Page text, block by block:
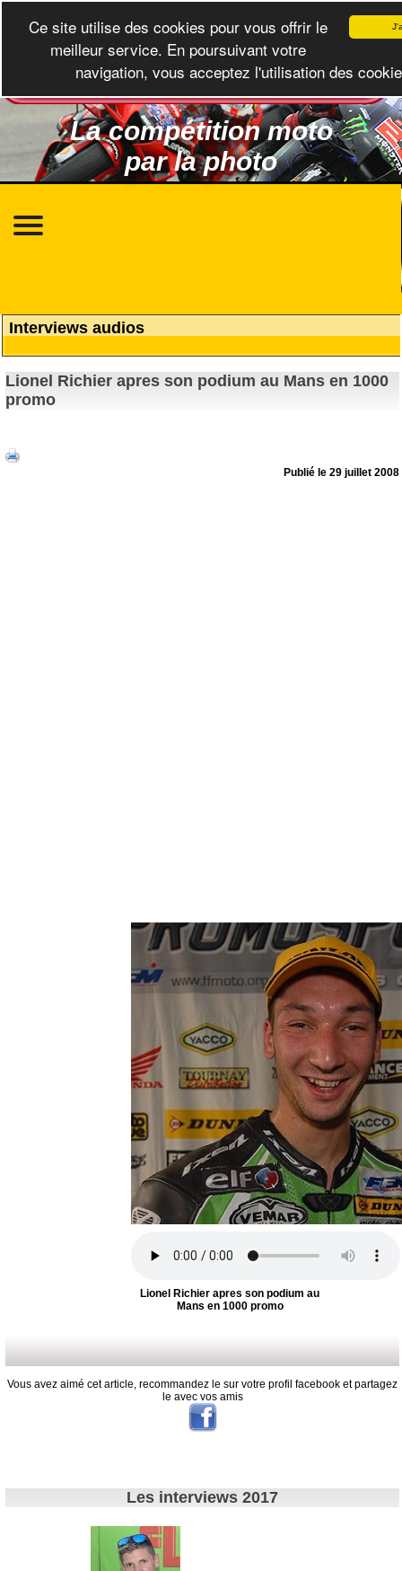
La compétition moto
par la photo
Interviews audios
Lionel Richier apres son podium au Mans en 1000
promo
Publié le 29 juillet 2008
Lionel Richier apres son podium au
Mans en 1000 promo
Vous avez aimé cet article, recommandez le sur votre profil facebook et partagez
le avec vos amis
Les interviews 2017
Ce site utilise des cookies pour vous offrir le
meilleur service. En poursuivant votre
navigation, vous acceptez l'utilisation des